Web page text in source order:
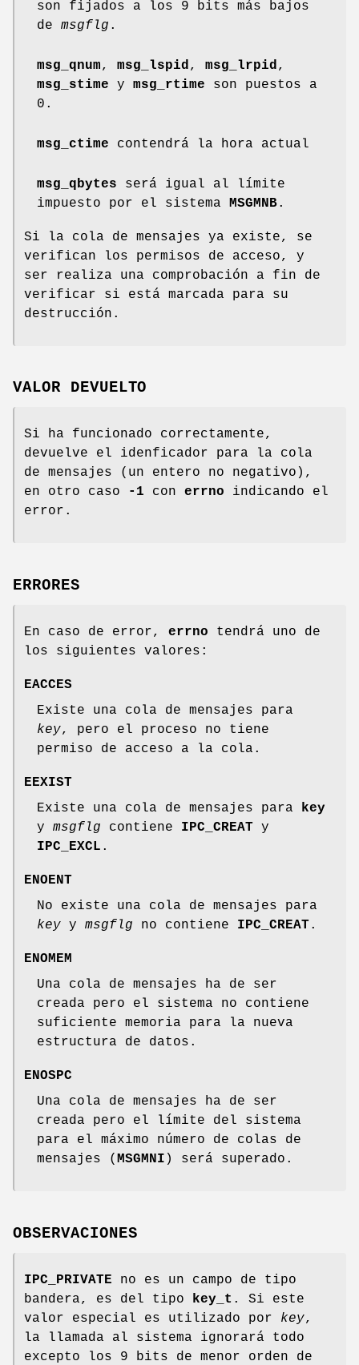
son fijados a los 9 bits más bajos
de msgflg .
msg_qnum, msg_lspid , msg_lrpid ,
msg_stime y msg_rtime son puestos a
0.
msg_ctime contendrá la hora actual
msg_qbytes será igual al límite
impuesto por el sistema
MSGMNB.
Si la cola de mensajes ya existe, se
verifican los permisos de acceso, y
ser realiza una comprobación a fin de
verificar si está marcada para su
destrucción.
VALOR DEVUELTO
Si ha funcionado correctamente,
devuelve el idenficador para la cola
de mensajes (un entero no negativo),
en otro caso
-1 con errno indicando el
error.
ERRORES
En caso de error, errno tendrá uno de
los siguientes valores:
EACCES
Existe una cola de mensajes para
key, pero el proceso no tiene
permiso de acceso a la cola.
EEXIST
Existe una cola de mensajes para key
y msgflg contiene IPC_CREAT y
IPC_EXCL .
ENOENT
No existe una cola de mensajes para
key y msgflg no contiene IPC_CREAT.
ENOMEM
Una cola de mensajes ha de ser
creada pero el sistema no contiene
suficiente memoria para la nueva
estructura de datos.
ENOSPC
Una cola de mensajes ha de ser
creada pero el límite del sistema
para el máximo número de colas de
mensajes ( MSGMNI ) será superado.
OBSERVACIONES
IPC_PRIVATE no es un campo de tipo
bandera, es del tipo key_t . Si este
valor especial es utilizado por key,
la llamada al sistema ignorará todo
excepto los 9 bits de menor orden de